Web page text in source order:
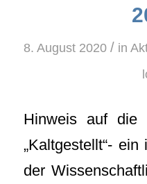
8. August 2020 / in
Hinweis auf die
„Kaltgestellt“-
der